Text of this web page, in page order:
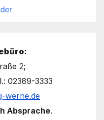
2;
02389-3333
werne.de
Absprache.